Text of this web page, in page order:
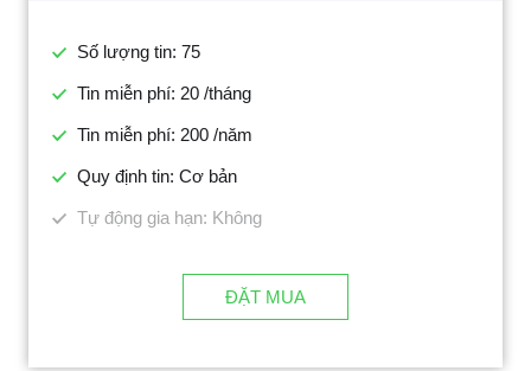
Số lượng tin: 75
Tin miễn phí: 20 /tháng
Tin miễn phí: 200 /năm
Quy định tin: Cơ bản
Tự động gia hạn: Không
ĐẶT MUA